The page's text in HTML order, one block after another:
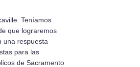
Tení­­amos
que lograremos
una respuesta
para las
de Sacramento